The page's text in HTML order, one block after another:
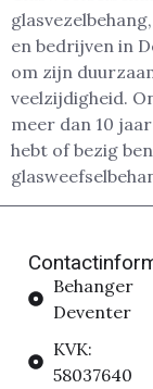
en bedrijven in
om zijn
veelzijdigheid.
meer dan 10
hebt of bezig
Behanger
Deventer
KVK:
58037640